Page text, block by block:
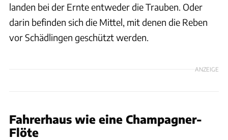
landen bei der Ernte entweder die Trauben. Oder
darin befinden sich die Mittel, mit denen die Reben
vor Schädlingen geschützt werden.
ANZEIGE
Fahrerhaus wie eine Champagner-
Flöte